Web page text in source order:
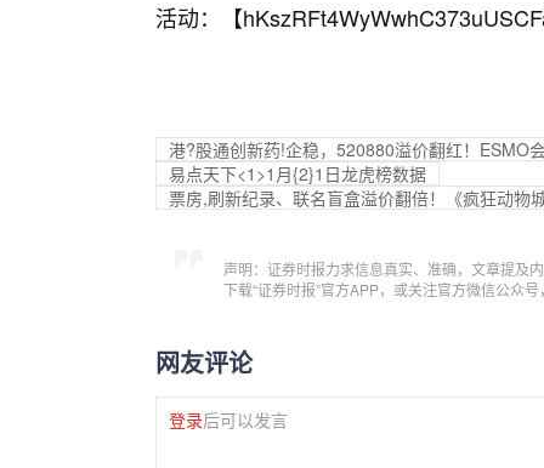
活动：【
港?股通创新药!企稳，520880溢价翻红！ESMO
易点天下<1>1月{2}1日龙虎榜数据
票房,刷新纪录、联名盲盒溢价翻倍！《疯狂动物
声明：证券时报力求信息真实、准确，文章提及
下载“证券时报”官方APP，或关注官方微信公众
网友评论
登录后可以发言